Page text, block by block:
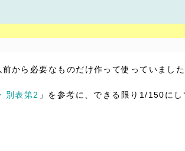
から必要なものだけ作って使っていまし
別表第2 」を参考に、できる限り1/150に